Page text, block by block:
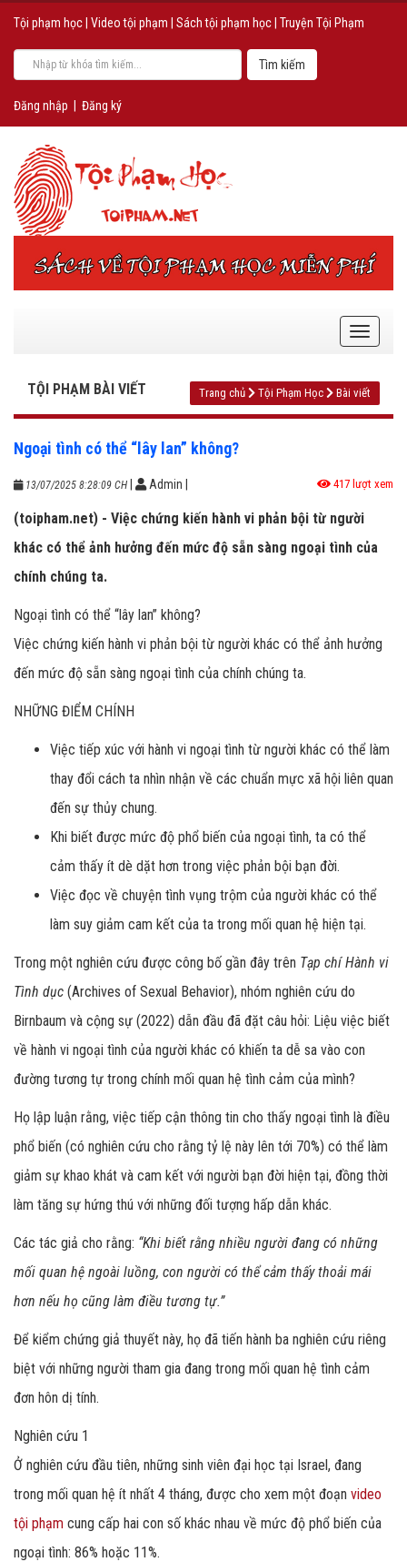
Tội phạm học Video tội phạm Sách tội phạm học Truyện Tội Phạm
Đăng nhập Đăng ký
TỘI PHẠM BÀI VIẾT Trang chủ Tội Phạm Học Bài viết
Ngoại tình có thể “lây lan” không?
13/07/2025 8:28:09 CH Admin 417 lượt xem
(toipham.net) - Việc chứng kiến hành vi phản bội từ người
khác có thể ảnh hưởng đến mức độ sẵn sàng ngoại tình của
chính chúng ta.
Ngoại tình có thể “lây lan” không?
Việc chứng kiến hành vi phản bội từ người khác có thể ảnh hưởng
đến mức độ sẵn sàng ngoại tình của chính chúng ta.
NHỮNG ĐIỂM CHÍNH
Việc tiếp xúc với hành vi ngoại tình từ người khác có thể làm
thay đổi cách ta nhìn nhận về các chuẩn mực xã hội liên quan
đến sự thủy chung.
Khi biết được mức độ phổ biến của ngoại tình, ta có thể
cảm thấy ít dè dặt hơn trong việc phản bội bạn đời.
Việc đọc về chuyện tình vụng trộm của người khác có thể
làm suy giảm cam kết của ta trong mối quan hệ hiện tại.
Trong một nghiên cứu được công bố gần đây trên Tạp chí Hành vi
Tình dục (Archives of Sexual Behavior), nhóm nghiên cứu do
Birnbaum và cộng sự (2022) dẫn đầu đã đặt câu hỏi: Liệu việc biết
về hành vi ngoại tình của người khác có khiến ta dễ sa vào con
đường tương tự trong chính mối quan hệ tình cảm của mình?
Họ lập luận rằng, việc tiếp cận thông tin cho thấy ngoại tình là điều
phổ biến (có nghiên cứu cho rằng tỷ lệ này lên tới 70%) có thể làm
giảm sự khao khát và cam kết với người bạn đời hiện tại, đồng thời
làm tăng sự hứng thú với những đối tượng hấp dẫn khác.
Các tác giả cho rằng: “Khi biết rằng nhiều người đang có những
mối quan hệ ngoài luồng, con người có thể cảm thấy thoải mái
hơn nếu họ cũng làm điều tương tự.”
Để kiểm chứng giả thuyết này, họ đã tiến hành ba nghiên cứu riêng
biệt với những người tham gia đang trong mối quan hệ tình cảm
đơn hôn dị tính.
Nghiên cứu 1
Ở nghiên cứu đầu tiên, những sinh viên đại học tại Israel, đang
trong mối quan hệ ít nhất 4 tháng, được cho xem một đoạn video
tội phạm cung cấp hai con số khác nhau về mức độ phổ biến của
ngoại tình: 86% hoặc 11%.